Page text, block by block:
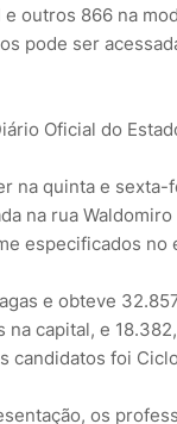
e outros 866 na
pode ser
Oficial do
na quinta e
na rua
especificados no
e obteve
na capital, e
candidatos foi
os